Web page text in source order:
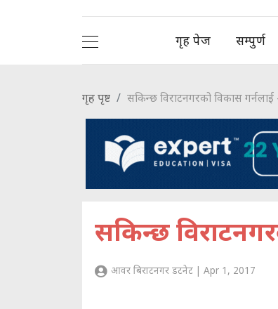
गृह पेज सम्पुर्ण
गृह पृष्ट सकिन्छ विराटनगरको विकास गर्नलाई
सकिन्छ
आवर बिराटनगर डटनेट | Apr 1, 2017